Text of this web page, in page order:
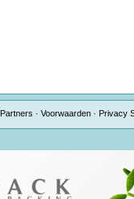
Partners ·Voorwaarden · Privacy